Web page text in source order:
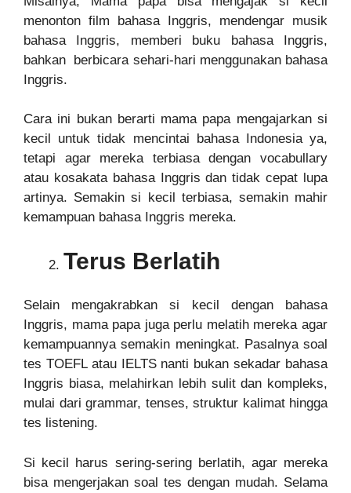
menonton film bahasa Inggris, mendengar musik
bahasa Inggris, memberi buku bahasa Inggris,
bahkan berbicara sehari-hari menggunakan bahasa
Inggris.
Cara ini bukan berarti mama papa mengajarkan si
kecil untuk tidak mencintai bahasa Indonesia ya,
tetapi agar mereka terbiasa dengan vocabullary
atau kosakata bahasa Inggris dan tidak cepat lupa
artinya. Semakin si kecil terbiasa, semakin mahir
kemampuan bahasa Inggris mereka.
Terus Berlatih
Selain mengakrabkan si kecil dengan bahasa
Inggris, mama papa juga perlu melatih mereka agar
kemampuannya semakin meningkat. Pasalnya soal
tes TOEFL atau IELTS nanti bukan sekadar bahasa
Inggris biasa, melahirkan lebih sulit dan kompleks,
mulai dari grammar, tenses, struktur kalimat hingga
tes listening.
Si kecil harus sering-sering berlatih, agar mereka
bisa mengerjakan soal tes dengan mudah. Selama